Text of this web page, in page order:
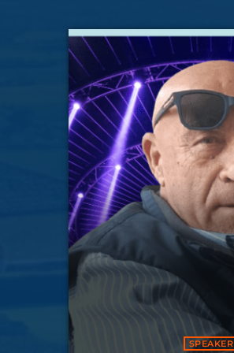
SPEAKER